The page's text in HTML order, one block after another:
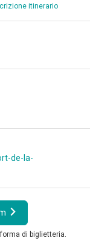
itinerario
de-la-
di biglietteria.